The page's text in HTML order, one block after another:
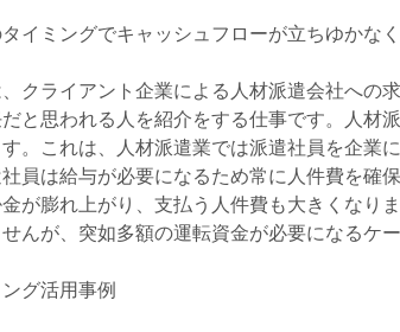
イミングでキャッシュフローが立ちゆかな
クライアント企業による人材派遣会社への
と思われる人を紹介をする仕事です。人材
。これは、人材派遣業では派遣社員を企業
員は給与が必要になるため常に人件費を確
が膨れ上がり、支払う人件費も大きくなり
んが、突如多額の運転資金が必要になるケー
グ活用事例